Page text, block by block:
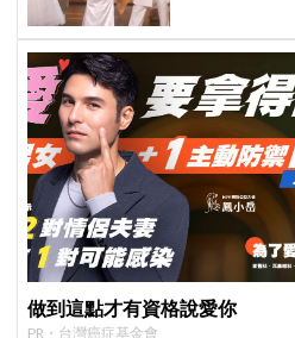
做到這點才有資格說愛你
PR・台灣癌症基金會